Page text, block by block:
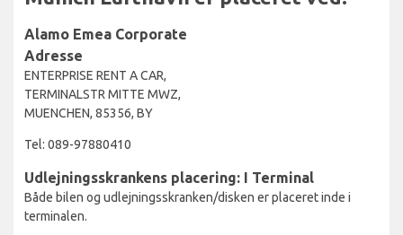
Alamo Emea Corporate
Adresse
ENTERPRISE RENT A CAR,
TERMINALSTR MITTE MWZ,
MUENCHEN, 85356, BY
Tel: 089-97880410
Udlejningsskrankens placering: I Terminal
Både bilen og udlejningsskranken/disken er placeret inde i
terminalen.